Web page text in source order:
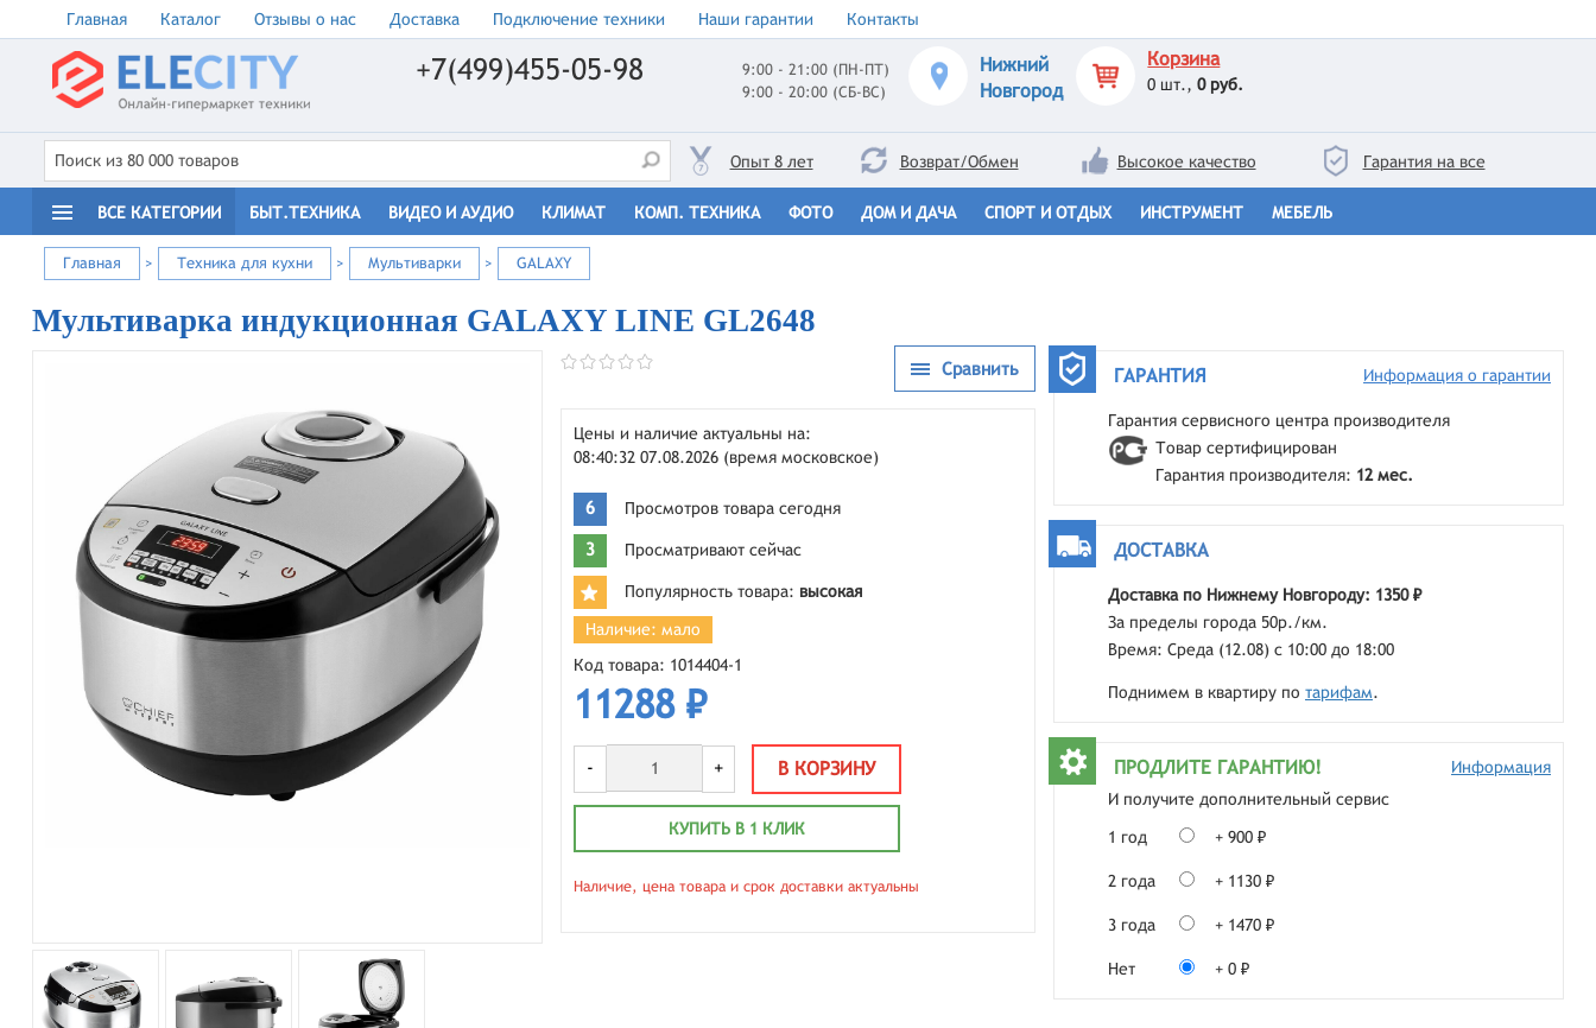
Главная Каталог Отзывы о нас Доставка Подключение техники Наши гарантии Контакты
+7(499)455-05-98
9:00 - 21:00 (ПН-ПТ)
9:00 - 20:00 (СБ-ВС)
Нижний
Новгород
Корзина
0 шт.,0 руб.
Опыт 8 лет Возврат/Обмен Высокое качество Гарантия на все
ВСЕ КАТЕГОРИИ БЫТ.ТЕХНИКА ВИДЕО И АУДИО КЛИМАТ КОМП. ТЕХНИКА ФОТО ДОМ И ДАЧА СПОРТ И ОТДЫХ ИНСТРУМЕНТ МЕБЕЛЬ
Главная > Техника для кухни > Мультиварки > GALAXY
Мультиварка индукционная GALAXY LINE GL2648
Сравнить
Цены и наличие актуальны на:
08:40:32 07.08.2026 (время московское)
6 Просмотров товара сегодня
3 Просматривают сейчас
Популярность товара: высокая
Наличие: мало
Код товара: 1014404-1
11288 ₽
- + В КОРЗИНУ
КУПИТЬ В 1 КЛИК
Наличие, цена товара и срок доставки актуальны
ГАРАНТИЯ Информация о гарантии
Гарантия сервисного центра производителя
Товар сертифицирован
Гарантия производителя: 12 мес.
ДОСТАВКА
Доставка по Нижнему Новгороду: 1350 ₽
За пределы города 50р./км.
Время: Среда (12.08) с 10:00 до 18:00
Поднимем в квартиру по тарифам.
ПРОДЛИТЕ ГАРАНТИЮ!
И получите дополнительный сервис
Информация
1 год + 900 ₽
2 года + 1130 ₽
3 года + 1470 ₽
Нет + 0 ₽